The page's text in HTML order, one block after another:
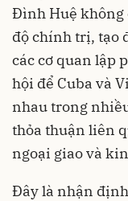
Đình Huệ không
độ chính trị, tạo
các cơ quan lập
hội để Cuba và
nhau trong
thỏa thuận liên
ngoại giao và
Đây là nhận